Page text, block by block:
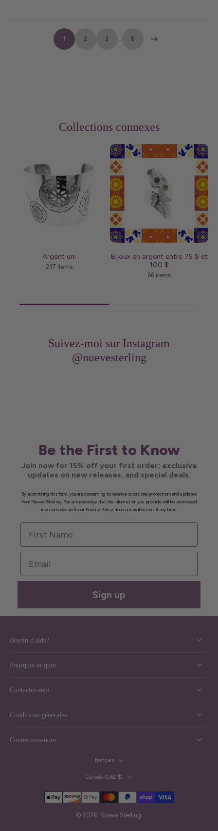
1 2 3 … 6
Collections connexes
Argent uni
217 items
Bijoux en argent entre 75 $ et
100 $
66 items
Suivez-moi sur Instagram
@nuevesterling
Be the First to Know
Join now for 15% off your first order; exclusive
updates on new releases, and special deals.
By submitting this form, you are consenting to receive occasional promotions and updates
from Nueve Sterling. You acknowledge that the information you provide will be processed
in accordance with our Privacy Policy. You can unsubscribe at any time.
First Name
Email
Sign up
Besoin d'aide?
Pourquoi et quoi
Contactez-moi
Conditions générales
Connectons-nous
français
Canada ‎(CAD $)‎
© 2026, Nueve Sterling.